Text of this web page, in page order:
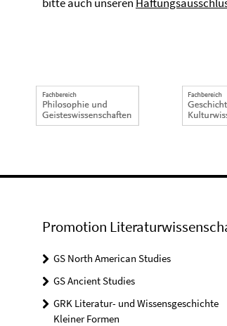
Promotion
GS North American Studies
GS Ancient Studies
GRK Literatur- und Wissensgeschichte
Kleiner Formen